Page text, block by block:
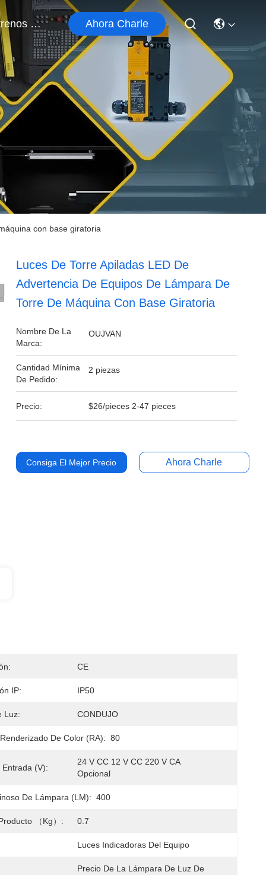
Éntrenos En Contacto Con Ahora Charle
con base giratoria
Luces De Torre Apiladas LED De
Advertencia De Equipos De Lámpara De
Torre De Máquina Con Base Giratoria
Nombre De La
Marca:
OUJVAN
Cantidad Mínima
De Pedido:
2 piezas
Precio: $26/pieces 2-47 pieces
Consiga El Mejor Precio Ahora Charle
CE
IP: IP50
Luz: CONDUJO
De Color (RA): 80
Entrada (V):
24 V CC 12 V CC 220 V CA
Opcional
De Lámpara (LM): 400
（kg）: 0.7
Luces Indicadoras Del Equipo
Precio De La Lámpara De Luz De